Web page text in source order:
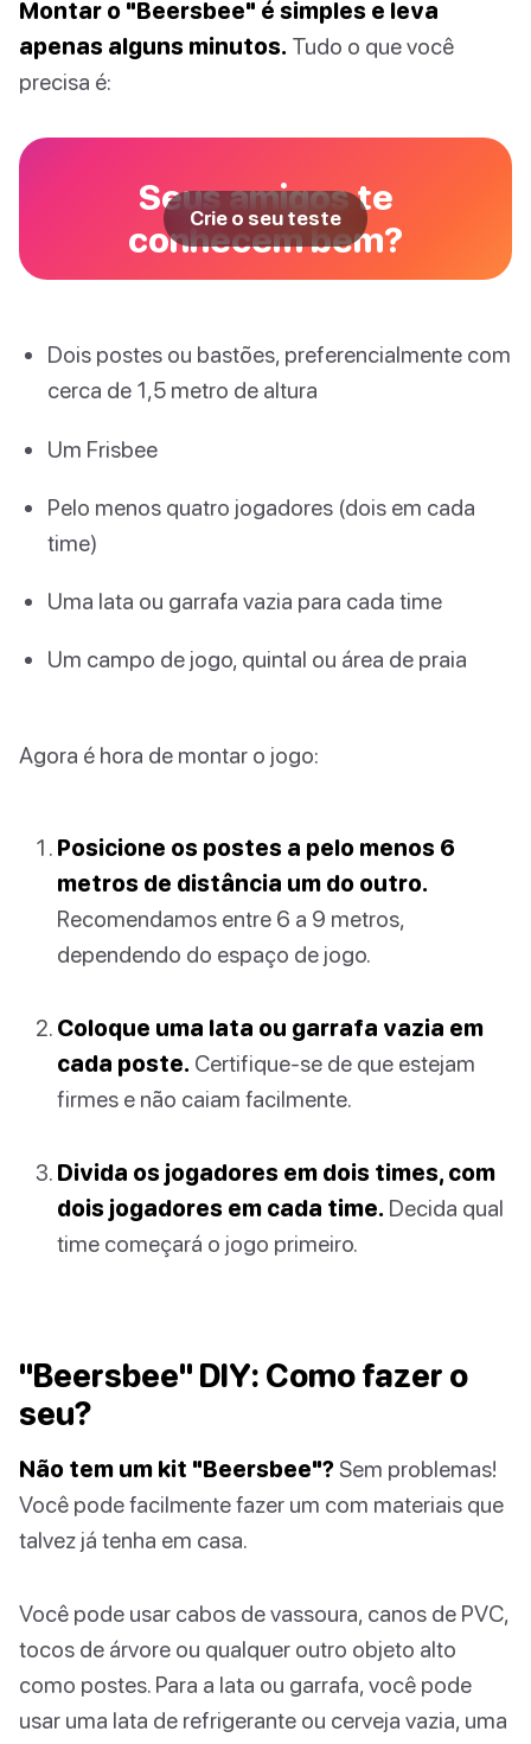
Montar o "Beersbee" é simples e leva
apenas alguns minutos. Tudo o que você
precisa é:
Seus amigos te
conhecem bem?
Crie o seu teste
Dois postes ou bastões, preferencialmente com
cerca de 1,5 metro de altura
Um Frisbee
Pelo menos quatro jogadores (dois em cada
time)
Uma lata ou garrafa vazia para cada time
Um campo de jogo, quintal ou área de praia
Agora é hora de montar o jogo:
Posicione os postes a pelo menos 6
metros de distância um do outro.
Recomendamos entre 6 a 9 metros,
dependendo do espaço de jogo.
Coloque uma lata ou garrafa vazia em
cada poste. Certifique-se de que estejam
firmes e não caiam facilmente.
Divida os jogadores em dois times, com
dois jogadores em cada time. Decida qual
time começará o jogo primeiro.
"Beersbee" DIY: Como fazer o
seu?
Não tem um kit "Beersbee"? Sem problemas!
Você pode facilmente fazer um com materiais que
talvez já tenha em casa.
Você pode usar cabos de vassoura, canos de PVC,
tocos de árvore ou qualquer outro objeto alto
como postes. Para a lata ou garrafa, você pode
usar uma lata de refrigerante ou cerveja vazia, uma